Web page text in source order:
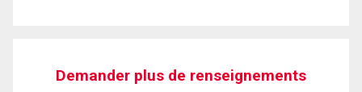
Demander plus de renseignements